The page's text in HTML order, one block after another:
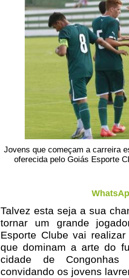
Jovens que começam a carreira
oferecida pelo Goiás Esporte
Talvez esta seja a sua
tornar um grande
Esporte Clube vai
que dominam a arte do
cidade de Congonhas
convidando os jovens